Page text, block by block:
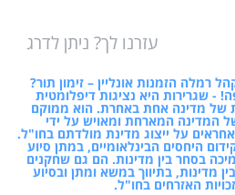
עזרנו לך? ניתן לדרג
רמלה הזמנות אונליין – זימון תור?
- שגרירות היא נציגות דיפלומטית
מדינה אחת באחרת. הוא ממוקם
המדינה המארחת ומאויש על ידי
על ייצוג מדינת מולדתם בחו"ל.
היחסים הבינלאומיים, במתן סיוע
בסחר בין מדינות. הם גם שחקנים
מדינות, בתיווך במשא ומתן ובסיוע
האזרחים בחו"ל.